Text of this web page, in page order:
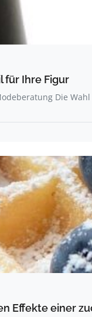
für Ihre Figur
Die
Effekte einer